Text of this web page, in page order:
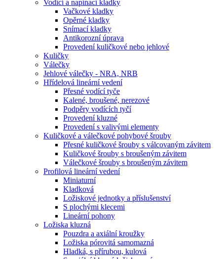
Vodící a napínací kladky
Vačkové kladky
Opěrné kladky
Snímací kladky
Antikorozní úprava
Provedení kuličkové nebo jehlové
Kuličky
Válečky
Jehlové válečky - NRA, NRB
Hřídelová lineární vedení
Přesné vodící tyče
Kalené, broušené, nerezové
Podpěry vodících tyčí
Provedení kluzné
Provedení s valivými elementy
Kuličkové a válečkové pohybové šrouby
Přesné kuličkové šrouby s válcovaným závitem
Kuličkové šrouby s broušeným závitem
Válečkové šrouby s broušeným závitem
Profilová lineární vedení
Miniaturní
Kladková
Ložiskové jednotky a příslušenství
S plochými klecemi
Lineární pohony
Ložiska kluzná
Pouzdra a axiální kroužky
Ložiska pórovitá samomazná
Hladká, s přírubou, kulová